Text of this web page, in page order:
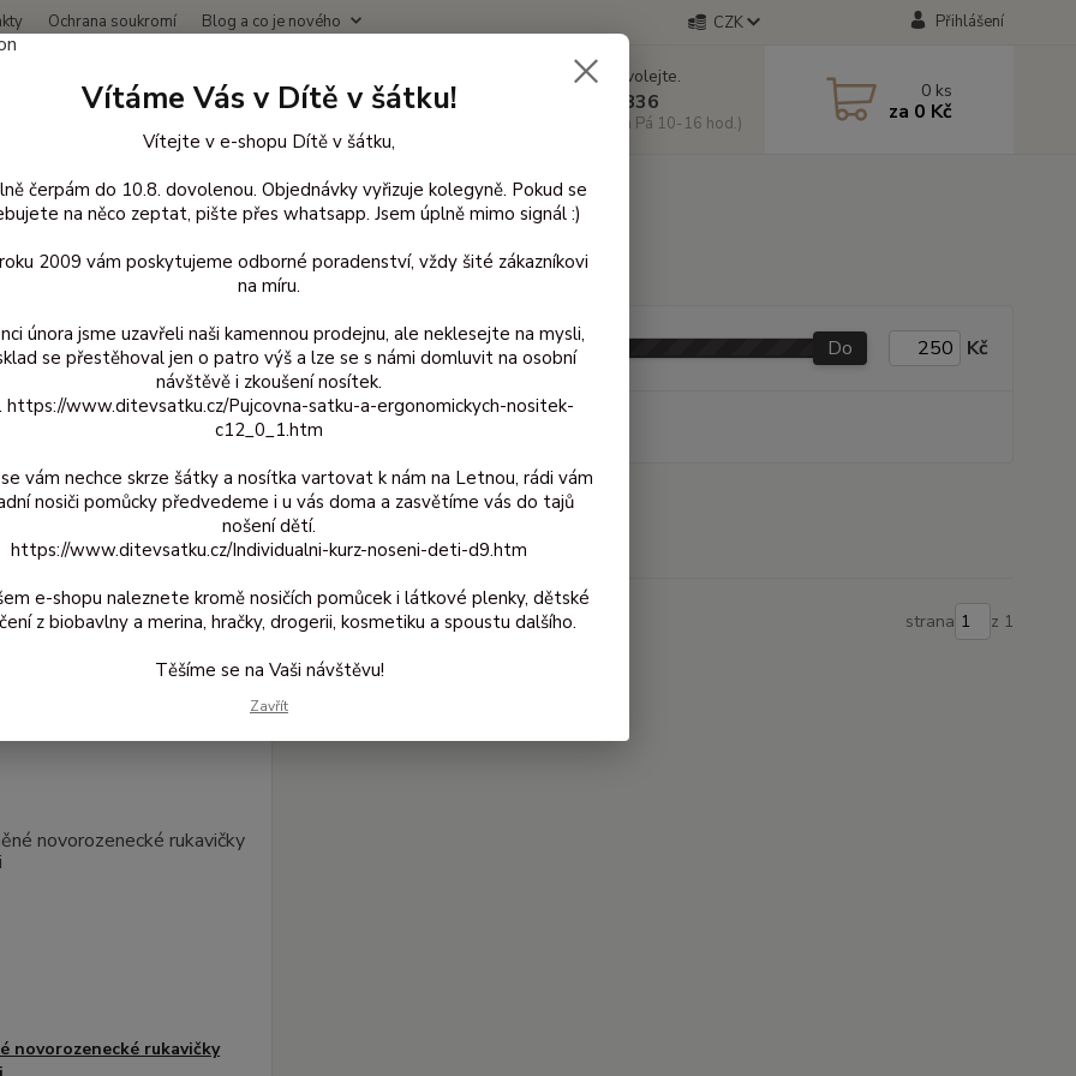
Ochrana soukromí Blog a co je nového CZK Přihlášení
Hledat
Nevíte si rady? Zavolejte.
+420 603 818 836
(Po-Čt 10-18 hod. a Pá 10-16 hod.)
0 ks
za 0 Kč
oblečení pro děti Bavlněné rukavice
rukavice
Kč Od Do Kč
Akce Doprava ZDARMA
Nejlevnější Nejdražší
1 z 1 strana z 1
novorozenecké rukavičky
Vítáme Vás v Dítě v šátku!
Vítejte v e-shopu Dítě v šátku,
čerpám do 10.8. dovolenou. Objednávky vyřizuje kolegyně. Pokud se
na něco zeptat, pište přes whatsapp. Jsem úplně mimo signál :)
2009 vám poskytujeme odborné poradenství, vždy šité zákazníkovi
na míru.
února jsme uzavřeli naši kamennou prodejnu, ale neklesejte na mysli,
se přestěhoval jen o patro výš a lze se s námi domluvit na osobní
návštěvě i zkoušení nosítek.
https://www.ditevsatku.cz/Pujcovna-satku-a-ergonomickych-nositek-
c12_0_1.htm
vám nechce skrze šátky a nosítka vartovat k nám na Letnou, rádi vám
nosiči pomůcky předvedeme i u vás doma a zasvětíme vás do tajů
nošení dětí.
https://www.ditevsatku.cz/Individualni-kurz-noseni-deti-d9.htm
e-shopu naleznete kromě nosičích pomůcek i látkové plenky, dětské
z biobavlny a merina, hračky, drogerii, kosmetiku a spoustu dalšího.
Těšíme se na Vaši návštěvu!
Zavřít